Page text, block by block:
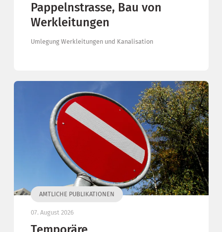
Pappelnstrasse, Bau von
Werkleitungen
Umlegung Werkleitungen und Kanalisation
AMTLICHE PUBLIKATIONEN
07. August 2026